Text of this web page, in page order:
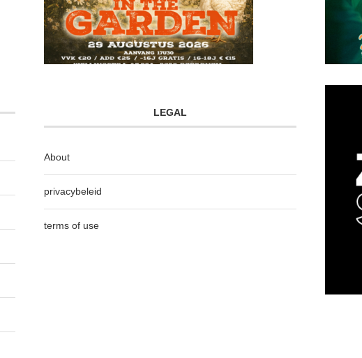
LEGAL
About
privacybeleid
terms of use